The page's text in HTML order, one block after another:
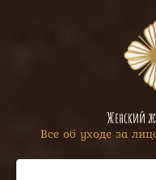
Женский
Все об уходе за
Поиск: